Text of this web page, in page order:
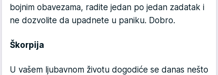
bojnim obavezama, radite jedan po jedan zadatak i
ne dozvolite da upadnete u paniku. Dobro.
Škorpija
U vašem ljubavnom životu dogodiće se danas nešto